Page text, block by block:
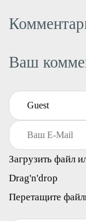
Ваш
Загрузить файл
Drag'n'drop
Перетащите